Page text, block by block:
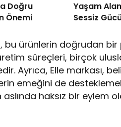
Doğru
Önemi
Yaşam
Sessiz
bu ürünlerin doğrudan
süreçleri, birçok
Ayrıca, Elle markası,
emeğini de
haksız bir eylem